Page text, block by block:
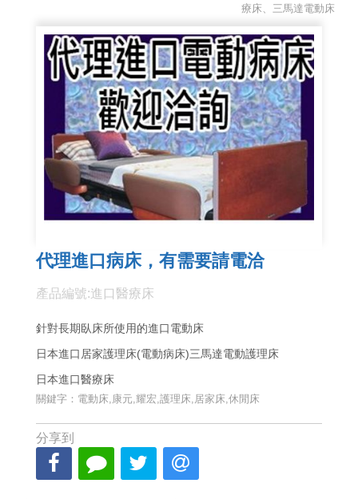
療床、三馬達電動床
代理進口病床，有需要請電洽
產品編號:進口醫療床
針對長期臥床所使用的進口電動床
日本進口居家護理床(電動病床)三馬達電動護理床
日本進口醫療床
關鍵字：電動床,康元,耀宏,護理床,居家床,休閒床
分享到